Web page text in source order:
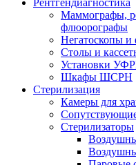
Маммографы,
флюорографы
Негатоскопы и
Столы и
Установки
Шкафы ШСРН
Стерилизация
Камеры для
Стерилизаторы